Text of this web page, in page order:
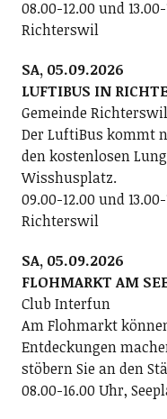
08.00-12.00 und
Richterswil
SA, 05.09.2026
LUFTIBUS IN
Gemeinde
Der LuftiBus kommt
den kostenlosen
Wisshusplatz.
09.00-12.00 und
Richterswil
SA, 05.09.2026
FLOHMARKT AM
Club Interfun
Am Flohmarkt
Entdeckungen
stöbern Sie an den
08.00-16.00 Uhr,